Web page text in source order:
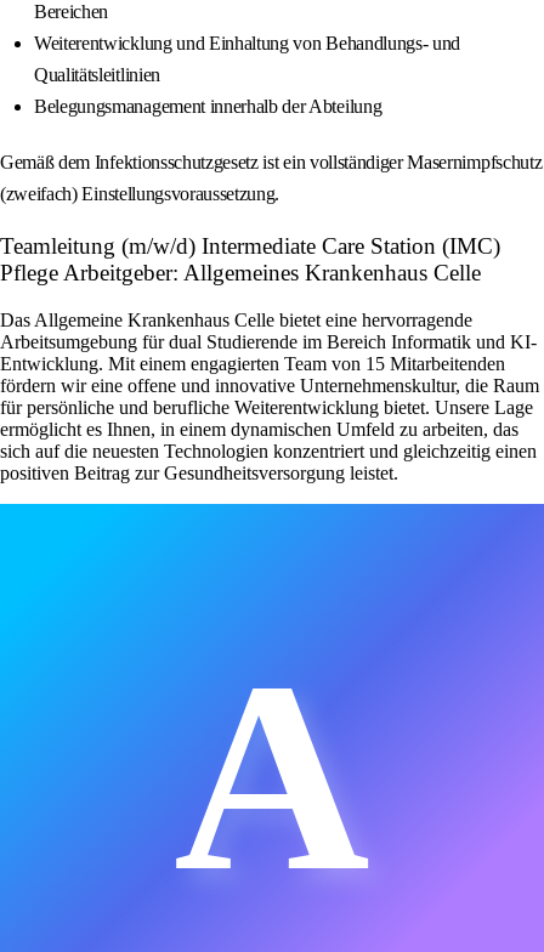
Bereichen
Weiterentwicklung und Einhaltung von Behandlungs- und
Qualitätsleitlinien
Belegungsmanagement innerhalb der Abteilung
Gemäß dem Infektionsschutzgesetz ist ein vollständiger Masernimpfschutz
(zweifach) Einstellungsvoraussetzung.
Teamleitung (m/w/d) Intermediate Care Station (IMC)
Pflege Arbeitgeber: Allgemeines Krankenhaus Celle
Das Allgemeine Krankenhaus Celle bietet eine hervorragende
Arbeitsumgebung für dual Studierende im Bereich Informatik und KI-
Entwicklung. Mit einem engagierten Team von 15 Mitarbeitenden
fördern wir eine offene und innovative Unternehmenskultur, die Raum
für persönliche und berufliche Weiterentwicklung bietet. Unsere Lage
ermöglicht es Ihnen, in einem dynamischen Umfeld zu arbeiten, das
sich auf die neuesten Technologien konzentriert und gleichzeitig einen
positiven Beitrag zur Gesundheitsversorgung leistet.
A